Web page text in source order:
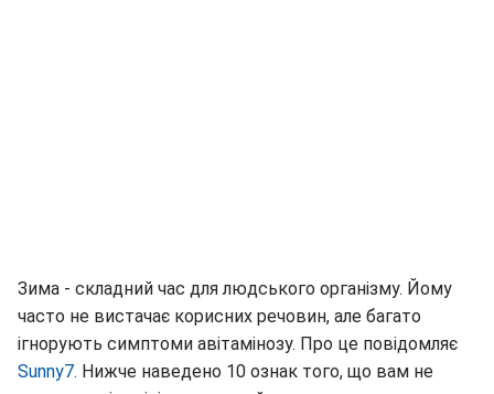
Зима - складний час для людського організму. Йому
часто не вистачає корисних речовин, але багато
ігнорують симптоми авітамінозу. Про це повідомляє
Sunny7. Нижче наведено 10 ознак того, що вам не